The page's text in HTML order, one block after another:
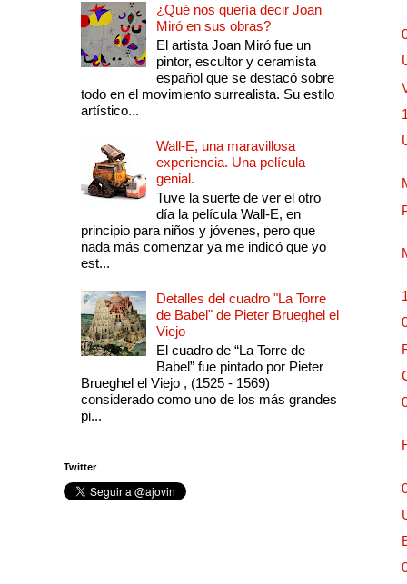
¿Qué nos quería decir Joan
Miró en sus obras?
El artista Joan Miró fue un
pintor, escultor y ceramista
español que se destacó sobre
todo en el movimiento surrealista. Su estilo
artístico...
Wall-E, una maravillosa
experiencia. Una película
genial.
Tuve la suerte de ver el otro
día la película Wall-E, en
principio para niños y jóvenes, pero que
nada más comenzar ya me indicó que yo
est...
Detalles del cuadro "La Torre
de Babel" de Pieter Brueghel el
Viejo
El cuadro de “La Torre de
Babel” fue pintado por Pieter
Brueghel el Viejo , (1525 - 1569)
considerado como uno de los más grandes
pi...
Twitter